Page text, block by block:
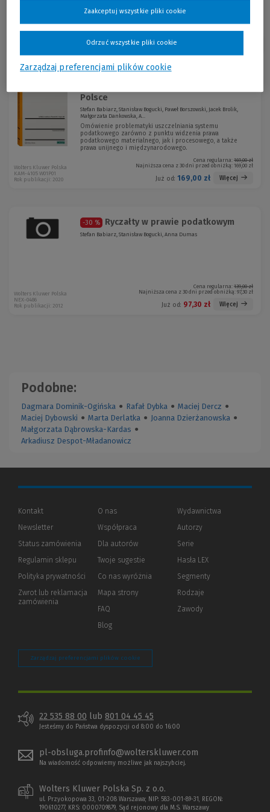
Polsce
Stefan Babiarz, Stanisław Bogucki, Paweł Borszowski, Jacek Brolik,
Małgorzata Dankowska, A...
Omówienie problematyki uszczelniania systemu
podatkowego zarówno z punktu widzenia prawa
podatkowego materialnego, jak i procesowego, a także
prawa unijnego i międzynarodowego.
Cena regularna: 169,00 zł
Najniższa cena z 30 dni przed obniżką: 169,00 zł
Już od: 169,00 zł Więcej
Wolters Kluwer Polska
KAM-4105 W01P01
Rok publikacji: 2020
-30 % Ryczałty w prawie podatkowym
Stefan Babiarz, Stanisław Bogucki, Anna Dumas
Cena regularna: 139,00 zł
Najniższa cena z 30 dni przed obniżką: 97,30 zł
Już od: 97,30 zł Więcej
Wolters Kluwer Polska
NEX-0486
Rok publikacji: 2012
Podobne:
Dagmara Dominik-Ogińska ● Rafał Dybka ● Maciej Dercz ●
Maciej Dybowski ● Marta Derlatka ● Joanna Dzierżanowska ●
Małgorzata Dąbrowska-Kardas ●
Arkadiusz Despot-Mładanowicz
Kontakt
Newsletter
Status zamówienia
Regulamin sklepu
Polityka prywatności (Nowe
(Link
innej
Zwrot lub reklamacja
zamówienia
O nas
Współpraca
Dla autorów(Nowe
(Link
innej
strony)
Twoje sugestie
Co nas wyróżnia
Mapa strony
FAQ
Blog
Wydawnictwa
Autorzy
Serie
Hasła LEX
Segmenty
Rodzaje
Zawody
Zarządzaj preferencjami plików cookie
22 535 88 00 lub 801 04 45 45
Jesteśmy do Państwa dyspozycji od 8:00 do 16:00
pl-obsluga.profinfo@wolterskluwer.com
Na wiadomość odpowiemy możliwe jak najszybciej.
Wolters Kluwer Polska Sp. z o.o.
ul. Przyokopowa 33, 01-208 Warszawa; NIP: 583-001-89-31, REGON:
190610277, KRS: 0000709879, Sąd rejonowy dla M.S. Warszawy
Zarządzaj preferencjami plików cookie
Odrzuć wszystkie pliki cookie
Zaakceptuj wszystkie pliki cookie